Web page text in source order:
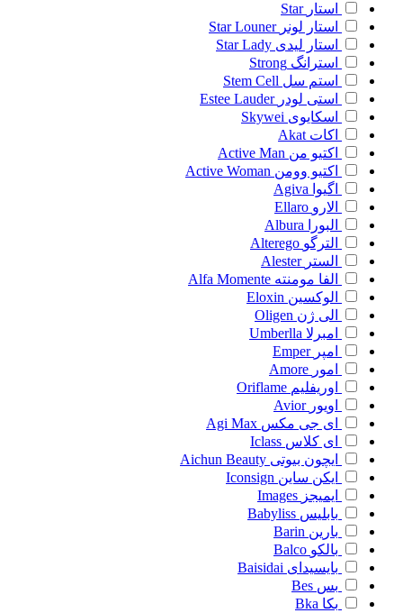
استار Star
استار لونر Star Louner
استار لیدی Star Lady
استرانگ Strong
استم سل Stem Cell
استی لودر Estee Lauder
اسکایوی Skywei
اکات Akat
اکتیو من Active Man
اکتیو وومن Active Woman
اگیوا Agiva
الارو Ellaro
البورا
Albura
الترگو Alterego
الستر Alester
الفا مومنته Alfa Momente
الوکسین Eloxin
الی ژن Oligen
امبرلا Umberlla
امپر Emper
امور Amore
اوریفلیم Oriflame
اویور Avior
ای جی مکس Agi Max
ای کلاس Iclass
ایچون بیوتی Aichun Beauty
ایکن ساین Iconsign
ایمیجز Images
بابلیس Babyliss
بارین Barin
بالکو Balco
بایسیدای Baisidai
بس Bes
بکا Bka